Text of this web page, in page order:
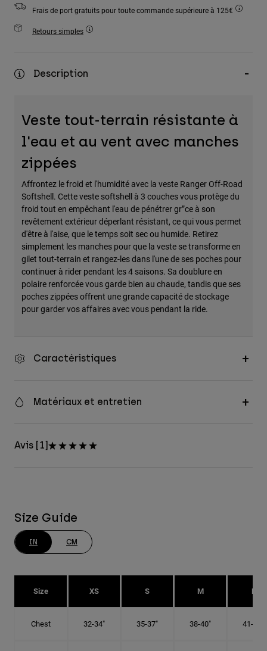
Accessoires
Tous les accessoires
Chapeaux et Casquettes
Frais de port gratuits pour toute commande supérieure à 125€
Retours simples
Description
Veste tout-terrain résistante à
l'eau et au vent avec manches
zippées
Affrontez le froid et l'humidité avec la veste Ranger Off-Road
Softshell. Cette veste softshell à 3 couches vous protège du
froid tout en empêchant l'eau de pénétrer gr”ce à son
revêtement extérieur déperlant résistant, ce qui vous permet
d'être à l'aise, que le temps soit sec ou humide. Retirez
simplement les manches pour que la veste se transforme en
gilet tout-terrain et rangez-les dans l'une de ses poches pour
continuer à rider pendant les 4 saisons. Sa doublure en
polaire renforcée vous garde bien au chaude, tandis que ses
poches zippées offrent une grande capacité de stockage
pour garder vos affaires avec vous pendant la ride.
Caractéristiques
Matériaux et entretien
Avis [1]
Size Guide
IN CM
Size XS S M L
Chest 32-34" 35-37" 38-40" 41-43"